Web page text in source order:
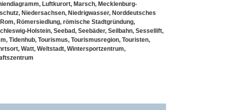
, Luftkurort, Marsch, Mecklenburg-
, Niedersachsen, Niedrigwasser, Norddeutsches
Rom, Römersiedlung, römische Stadtgründung,
Holstein, Seebad, Seebäder, Seilbahn, Sessellift,
, Tidenhub, Tourismus, Tourismusregion, Touristen,
, Watt, Weltstadt, Wintersportzentrum,